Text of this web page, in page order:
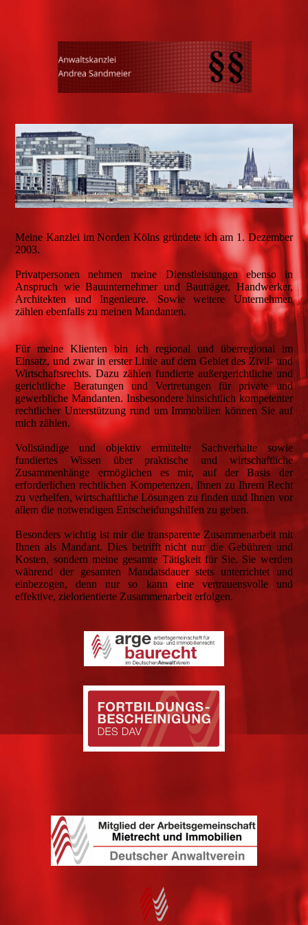
Meine Kanzlei im Norden Kölns gründete ich am 1. Dezember
2003.
Privatpersonen nehmen meine Dienstleistungen ebenso in
Anspruch wie Bauunternehmer und Bauträger, Handwerker,
Architekten und Ingenieure. Sowie weitere Unternehmen
zählen ebenfalls zu meinen Mandanten.
Für meine Klienten bin ich regional und überregional im
Einsatz, und zwar in erster Linie auf dem Gebiet des Zivil- und
Wirtschaftsrechts. Dazu zählen fundierte außergerichtliche und
gerichtliche Beratungen und Vertretungen für private und
gewerbliche Mandanten. Insbesondere hinsichtlich kompetenter
rechtlicher Unterstützung rund um Immobilien können Sie auf
mich zählen.
Vollständige und objektiv ermittelte Sachverhalte sowie
fundiertes Wissen über praktische und wirtschaftliche
Zusammenhänge ermöglichen es mir, auf der Basis der
erforderlichen rechtlichen Kompetenzen, Ihnen zu Ihrem Recht
zu verhelfen, wirtschaftliche Lösungen zu finden und Ihnen vor
allem die notwendigen Entscheidungshilfen zu geben.
Besonders wichtig ist mir die transparente Zusammenarbeit mit
Ihnen als Mandant. Dies betrifft nicht nur die Gebühren und
Kosten, sondern meine gesamte Tätigkeit für Sie. Sie werden
während der gesamten Mandatsdauer stets unterrichtet und
einbezogen, denn nur so kann eine vertrauensvolle und
effektive, zielorientierte Zusammenarbeit erfolgen.